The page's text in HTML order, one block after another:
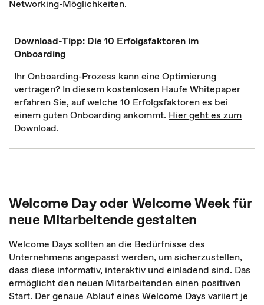
Networking-Möglichkeiten.
Download-Tipp: Die 10 Erfolgsfaktoren im
Onboarding
Ihr Onboarding-Prozess kann eine Optimierung
vertragen? In diesem kostenlosen Haufe Whitepaper
erfahren Sie, auf welche 10 Erfolgsfaktoren es bei
einem guten Onboarding ankommt. Hier geht es zum
Download.
Welcome Day oder Welcome Week für
neue Mitarbeitende gestalten
Welcome Days sollten an die Bedürfnisse des
Unternehmens angepasst werden, um sicherzustellen,
dass diese informativ, interaktiv und einladend sind. Das
ermöglicht den neuen Mitarbeitenden einen positiven
Start. Der genaue Ablauf eines Welcome Days variiert je